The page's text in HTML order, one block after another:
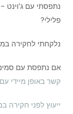
נתפסתי עם ג’וינט
פלילי?
נלקחתי לחקירה
אם נתפסת עם סמים
קשר באופן מיידי עם
ייעוץ לפני חקירה